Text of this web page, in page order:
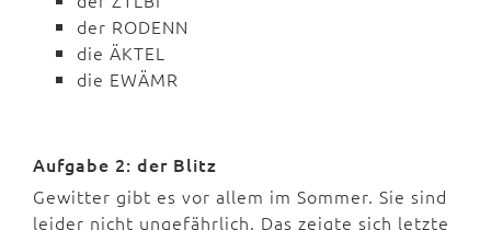
der RODENN
die ÄKTEL
die EWÄMR
Aufgabe 2: der Blitz
Gewitter gibt es vor allem im Sommer. Sie sind
leider nicht ungefährlich. Das zeigte sich letzte